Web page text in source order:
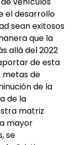
el desarrollo
sean exitosos
que la
allá del 2022
de esta
metas de
de la
de la
matriz
mayor
se